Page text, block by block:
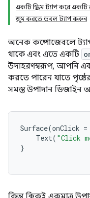
একটি স্ক্রিম ট্যাপ করে
জুম করতে ডবল ট্যাপ করুন
অনেক কম্পোজেবলে ট্যাপ
থাকে এবং এতে একটি
উদাহরণস্বরূপ, আপনি
করতে পারেন যাতে
সমস্ত উপাদান ডিজাইন
Surface(onClick =
Text( "Click
}